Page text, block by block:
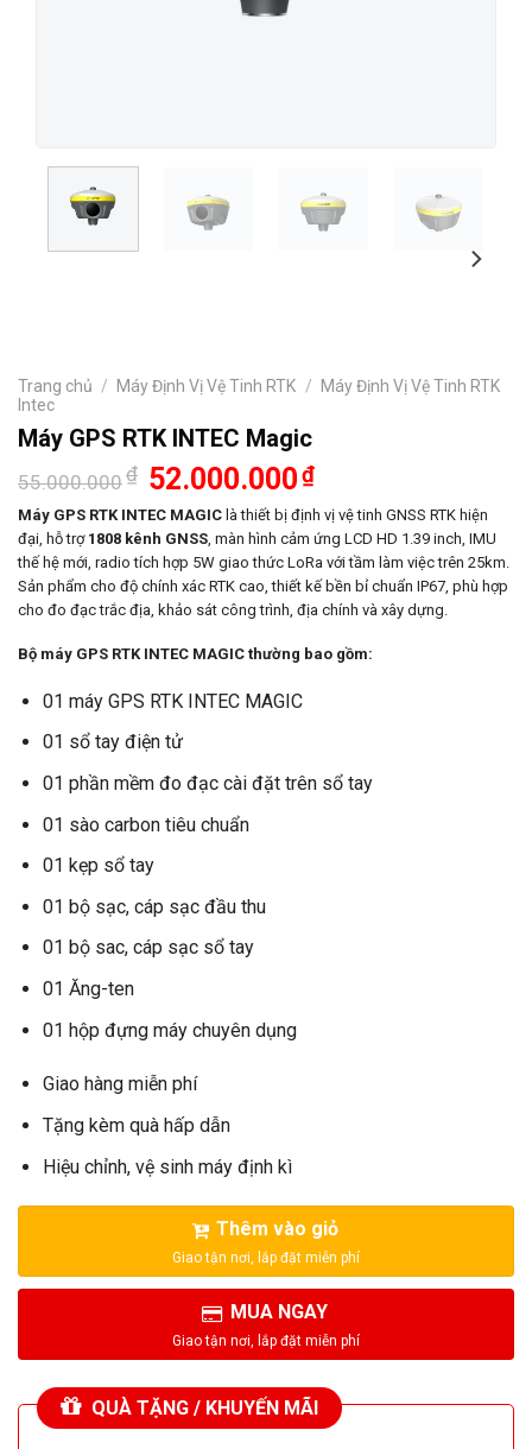
Trang chủ / Máy Định Vị Vệ Tinh RTK /
Máy Định Vị Vệ Tinh RTK
Intec
Máy GPS RTK INTEC Magic
55.000.000₫ Giá
gốc
là:
55.000.000₫.
52.000.000₫Giá
tại
là:
52.000.000₫.
Máy GPS RTK INTEC MAGIC là thiết bị định vị vệ tinh GNSS RTK hiện
đại, hỗ trợ 1808 kênh GNSS, màn hình cảm ứng LCD HD 1.39 inch, IMU
thế hệ mới, radio tích hợp 5W giao thức LoRa với tầm làm việc trên 25km.
Sản phẩm cho độ chính xác RTK cao, thiết kế bền bỉ chuẩn IP67, phù hợp
cho đo đạc trắc địa, khảo sát công trình, địa chính và xây dựng.
Bộ máy GPS RTK INTEC MAGIC thường bao gồm:
01 máy GPS RTK INTEC MAGIC
01 sổ tay điện tử
01 phần mềm đo đạc cài đặt trên sổ tay
01 sào carbon tiêu chuẩn
01 kẹp sổ tay
01 bộ sạc, cáp sạc đầu thu
01 bộ sac, cáp sạc sổ tay
01 Ăng-ten
01 hộp đựng máy chuyên dụng
Giao hàng miễn phí
Tặng kèm quà hấp dẫn
Hiệu chỉnh, vệ sinh máy định kì
Thêm vào giỏ
MUA NGAY
QUÀ TẶNG / KHUYẾN MÃI